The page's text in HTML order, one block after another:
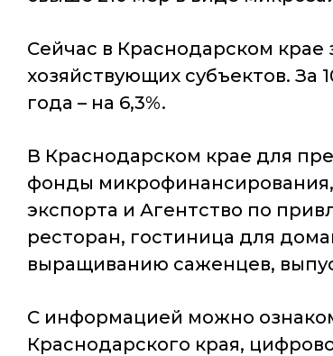
Сейчас в Краснодарском крае
хозяйствующих субъектов. За
года – на 6,3%.
В Краснодарском крае для
фонды
экспорта и Агентство по
ресторан, гостиница для
выращиванию саженцев,
С информацией можно
Краснодарского края,